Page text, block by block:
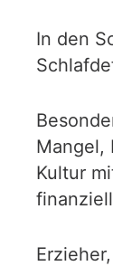
In den
Mangel,
Kultur